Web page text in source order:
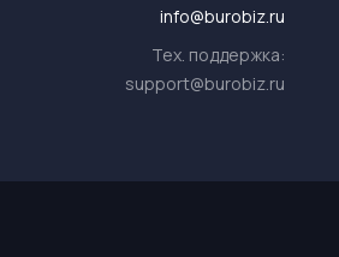
info@burobiz.ru
Тех. поддержка:
support@burobiz.ru